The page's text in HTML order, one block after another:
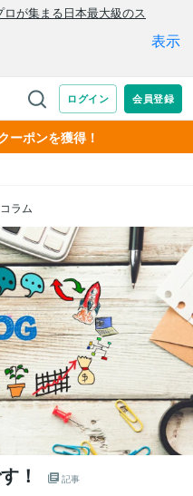
ーポンを獲得！
コラム
！ 記事